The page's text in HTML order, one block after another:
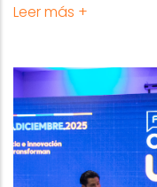
Leer más +